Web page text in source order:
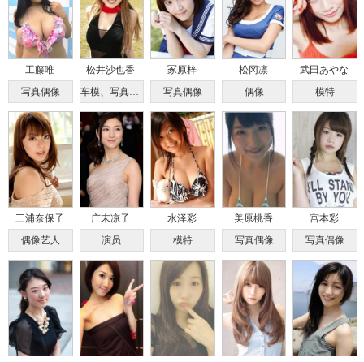
工藤唯
写真偶像
松井沙也香
车模、写真女优
冢原梓
写真偶像
松冈凛
偶像
武田あやな
模特
三浦奈保子
偶像艺人
广末凉子
演员
水泽彩
模特
美原桃香
写真偶像
宫本彩
写真偶像